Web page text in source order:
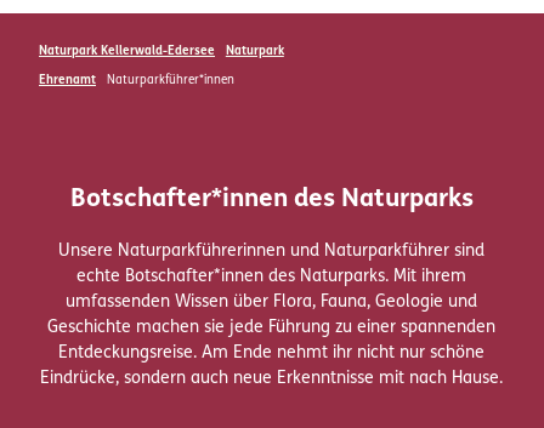
Naturpark Kellerwald-Edersee Naturpark
Ehrenamt Naturparkführer*innen
Botschafter*innen des Naturparks
Unsere Naturparkführerinnen und Naturparkführer sind
echte Botschafter*innen des Naturparks. Mit ihrem
umfassenden Wissen über Flora, Fauna, Geologie und
Geschichte machen sie jede Führung zu einer spannenden
Entdeckungsreise. Am Ende nehmt ihr nicht nur schöne
Eindrücke, sondern auch neue Erkenntnisse mit nach Hause.